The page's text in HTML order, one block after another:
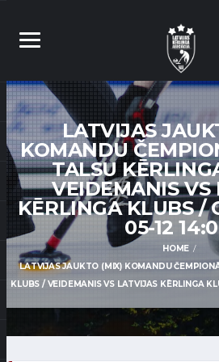
LATVIJAS
KOMANDU
TALSU
VEIDEMANIS VS
KĒRLINGA KLUBS /
05-12
HOME
LATVIJAS JAUKTO (MIX) KOMANDU
KLUBS / VEIDEMANIS VS LATVIJAS KĒRLINGA